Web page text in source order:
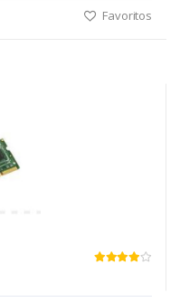
Favoritos